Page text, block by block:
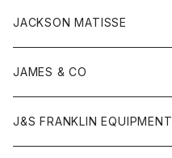
ストール
Tシャツ
グッズ
アンダーウェア
靴
トップス
カーディガン
ボトム
コート
Tシャツ
ロンパース
グッズ
靴
ストール
トップス
カットソー
ボトム
ワンピース
バック
キッズ
トレーナー
トップス
JACKSON MATISSE
Tシャツ
帽子
JAMES & CO
ボトム
J&S FRANKLIN EQUIPMENT